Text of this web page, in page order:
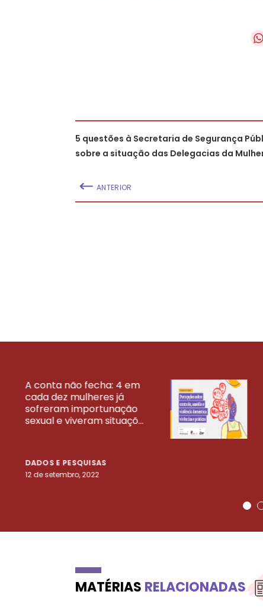
5 questões à Secretaria de Segurança
sobre a situação das Delegacias da
ANTERIOR
A conta não fecha: 4 em
cada dez mulheres já
sofreram importunação
sexual e viveram situaçõ...
DADOS E PESQUISAS
12 de setembro, 2022
VEJA MAIS
MATÉRIAS RELACIONADAS